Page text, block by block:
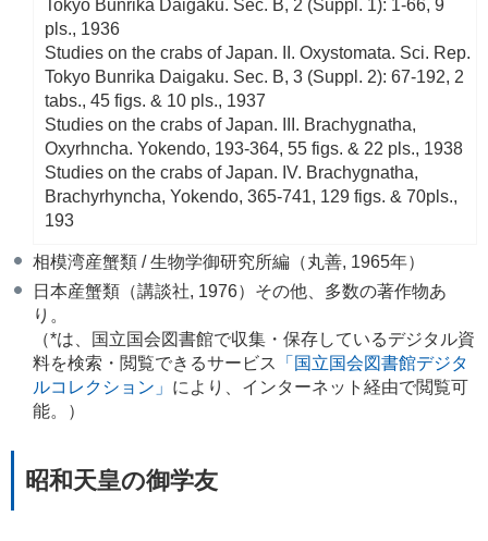
Tokyo Bunrika Daigaku. Sec. B, 2 (Suppl. 1): 1-66, 9
pls., 1936
Studies on the crabs of Japan. II. Oxystomata. Sci. Rep.
Tokyo Bunrika Daigaku. Sec. B, 3 (Suppl. 2): 67-192, 2
tabs., 45 figs. & 10 pls., 1937
Studies on the crabs of Japan. III. Brachygnatha,
Oxyrhncha. Yokendo, 193-364, 55 figs. & 22 pls., 1938
Studies on the crabs of Japan. IV. Brachygnatha,
Brachyrhyncha, Yokendo, 365-741, 129 figs. & 70pls.,
193
相模湾産蟹類 / 生物学御研究所編（丸善, 1965年）
日本産蟹類（講談社, 1976）その他、多数の著作物あ
り。
（*は、国立国会図書館で収集・保存しているデジタル資
料を検索・閲覧できるサービス
「国立国会図書館デジタ
ルコレクション」 により、インターネット経由で閲覧可
能。）
昭和天皇の御学友